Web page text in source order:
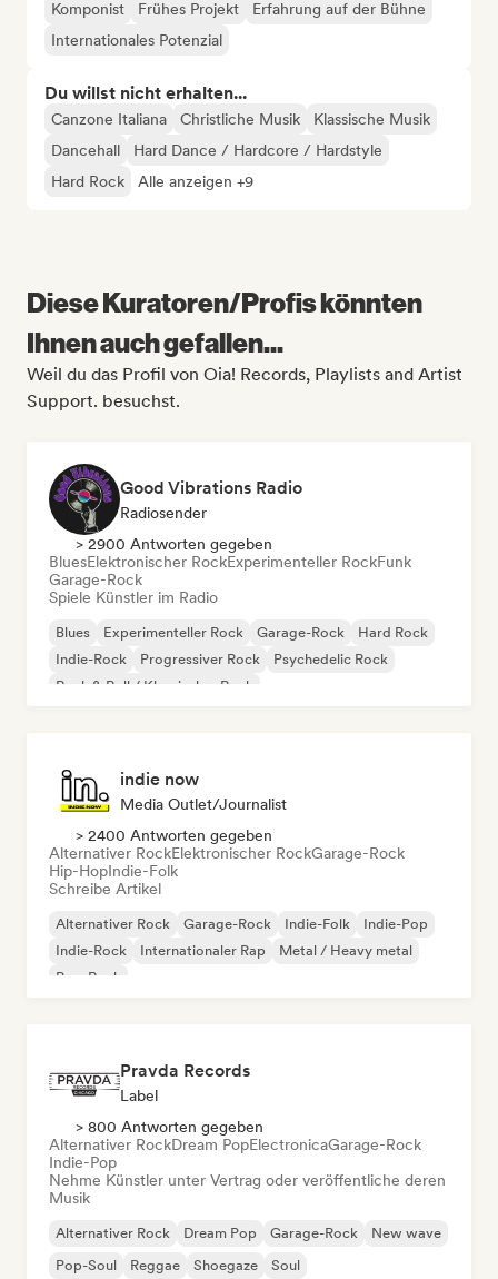
Komponist Frühes Projekt
Erfahrung auf der Bühne
Internationales Potenzial
Du willst nicht erhalten...
Canzone Italiana Christliche Musik
Klassische Musik
Dancehall
Hard Dance / Hardcore / Hardstyle
Hard Rock
Alle anzeigen +9
Diese Kuratoren/Profis könnten
Ihnen auch gefallen...
Weil du das Profil von Oia! Records, Playlists and Artist
Support. besuchst.
Good Vibrations Radio
Radiosender
> 2900 Antworten gegeben
BluesElektronischer RockExperimenteller RockFunk
Garage-Rock
Spiele Künstler im Radio
Blues Experimenteller Rock Garage-Rock
Hard Rock
Indie-Rock
Progressiver Rock
Psychedelic Rock
Rock & Roll / Klassischer Rock
indie now
Media Outlet/Journalist
> 2400 Antworten gegeben
Alternativer RockElektronischer RockGarage-Rock
Hip-HopIndie-Folk
Schreibe Artikel
Alternativer Rock Garage-Rock Indie-Folk
Indie-Pop
Indie-Rock
Internationaler Rap
Metal / Heavy metal
Pop-Rock
Pravda Records
Label
> 800 Antworten gegeben
Alternativer RockDream PopElectronicaGarage-Rock
Indie-Pop
Nehme Künstler unter Vertrag oder veröffentliche deren
Musik
Alternativer Rock Dream Pop Garage-Rock
New wave
Pop-Soul
Reggae Shoegaze Soul